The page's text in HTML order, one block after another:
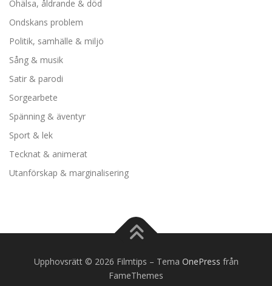
Ohälsa, åldrande & död
Ondskans problem
Politik, samhälle & miljö
Sång & musik
Satir & parodi
Sorgearbete
Spänning & äventyr
Sport & lek
Tecknat & animerat
Utanförskap & marginalisering
Upphovsrätt © 2026 Filmtips – Tema OnePress från
FameThemes